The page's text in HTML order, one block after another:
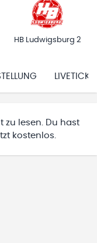
HB Ludwigsburg 2
zu lesen. Du hast
kostenlos.